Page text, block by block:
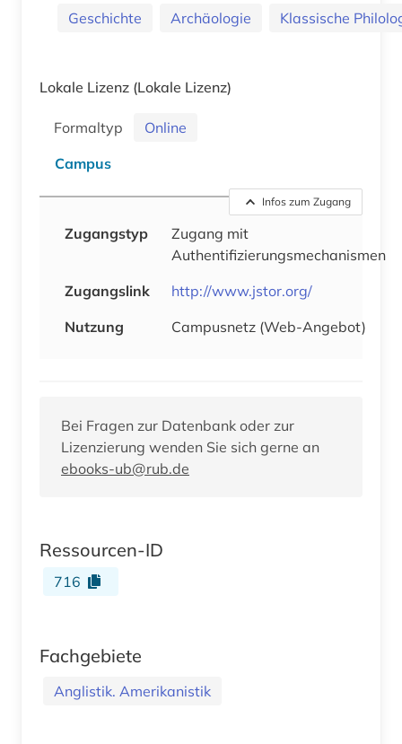
Geschichte
Archäologie Klassische
Lokale Lizenz (Lokale Lizenz)
Formaltyp
Online
Campus
Infos zum Zugang
Zugangstyp
Zugang mit
Authentifizierungsmechanismen
Zugangslink
http://www.jstor.org/
Nutzung
Campusnetz (Web-Angebot)
Bei Fragen zur Datenbank oder zur
Lizenzierung wenden Sie sich gerne an
ebooks-ub@rub.de
Ressourcen-ID
716
Fachgebiete
Anglistik. Amerikanistik